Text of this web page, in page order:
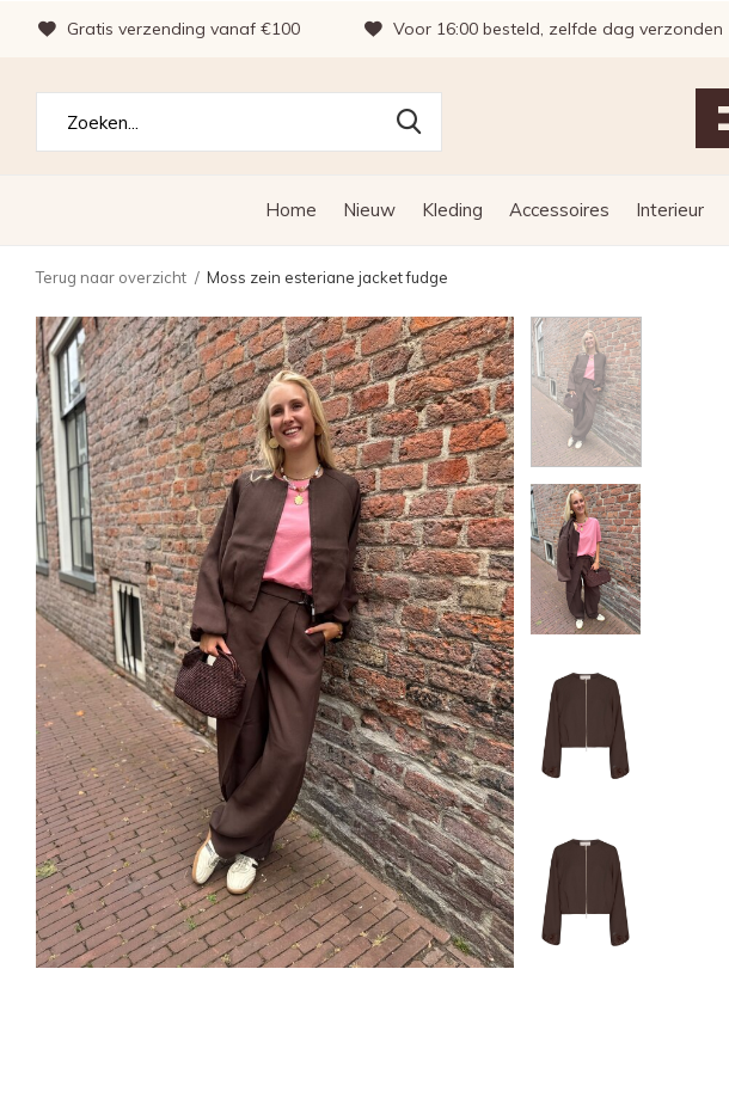
Home Nieuw Kleding Accessoires Interieur
Gratis verzending vanaf €100 Voor 16:00 besteld, zelfde dag verzonden
Terug naar overzicht Moss zein esteriane jacket fudge